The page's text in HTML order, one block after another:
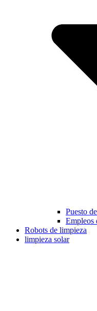
Puesto
Empleos
Robots de limpieza
limpieza solar